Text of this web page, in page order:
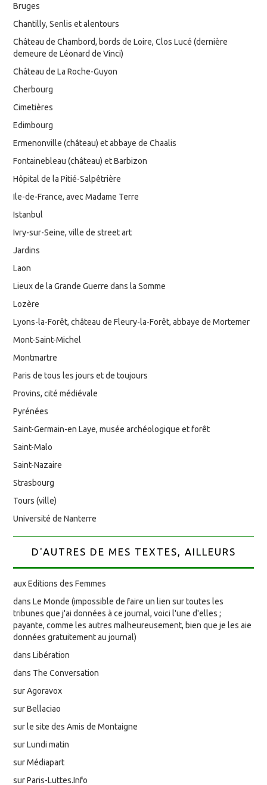
Bruges
Chantilly, Senlis et alentours
Château de Chambord, bords de Loire, Clos Lucé (dernière
demeure de Léonard de Vinci)
Château de La Roche-Guyon
Cherbourg
Cimetières
Edimbourg
Ermenonville (château) et abbaye de Chaalis
Fontainebleau (château) et Barbizon
Hôpital de la Pitié-Salpêtrière
Ile-de-France, avec Madame Terre
Istanbul
Ivry-sur-Seine, ville de street art
Jardins
Laon
Lieux de la Grande Guerre dans la Somme
Lozère
Lyons-la-Forêt, château de Fleury-la-Forêt, abbaye de Mortemer
Mont-Saint-Michel
Montmartre
Paris de tous les jours et de toujours
Provins, cité médiévale
Pyrénées
Saint-Germain-en Laye, musée archéologique et forêt
Saint-Malo
Saint-Nazaire
Strasbourg
Tours (ville)
Université de Nanterre
D'AUTRES DE MES TEXTES, AILLEURS
aux Editions des Femmes
dans Le Monde (impossible de faire un lien sur toutes les
tribunes que j'ai données à ce journal, voici l'une d'elles ;
payante, comme les autres malheureusement, bien que je les aie
données gratuitement au journal)
dans Libération
dans The Conversation
sur Agoravox
sur Bellaciao
sur le site des Amis de Montaigne
sur Lundi matin
sur Médiapart
sur Paris-Luttes.Info